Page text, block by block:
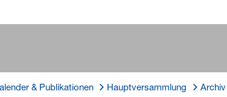
& Publikationen Hauptversammlung Archiv